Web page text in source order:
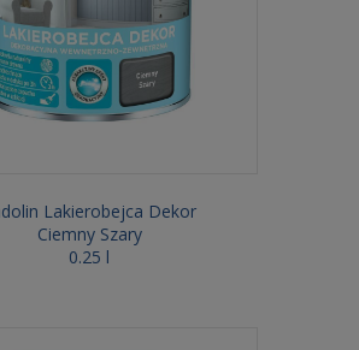
Lakierobejca Dekor
Ciemny Szary
0.25 l